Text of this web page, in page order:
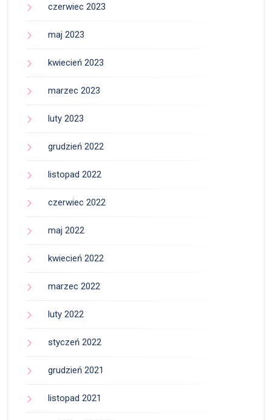
czerwiec 2023
maj 2023
kwiecień 2023
marzec 2023
luty 2023
grudzień 2022
listopad 2022
czerwiec 2022
maj 2022
kwiecień 2022
marzec 2022
luty 2022
styczeń 2022
grudzień 2021
listopad 2021